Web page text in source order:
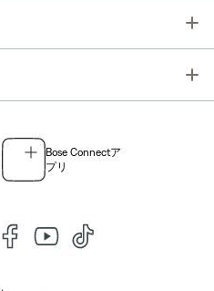
Bose Connectア
プリ